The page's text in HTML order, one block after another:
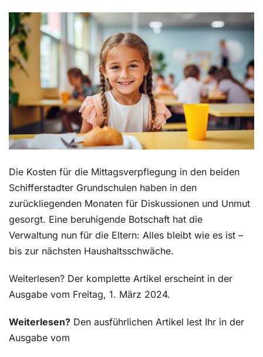
Jetzt abonnieren
Kontakt
Die Kosten für die Mittagsverpflegung in den beiden
Schifferstadter Grundschulen haben in den
zurückliegenden Monaten für Diskussionen und Unmut
gesorgt. Eine beruhigende Botschaft hat die
Verwaltung nun für die Eltern: Alles bleibt wie es ist –
bis zur nächsten Haushaltsschwäche.
Weiterlesen? Der komplette Artikel erscheint in der
Ausgabe vom Freitag, 1. März 2024.
Weiterlesen? Den ausführlichen Artikel lest Ihr in der
Ausgabe vom